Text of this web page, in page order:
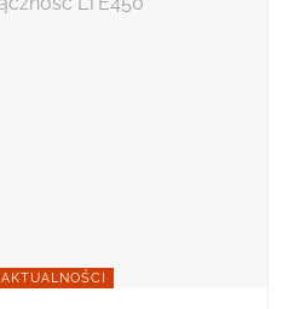
AKTUALNOŚCI